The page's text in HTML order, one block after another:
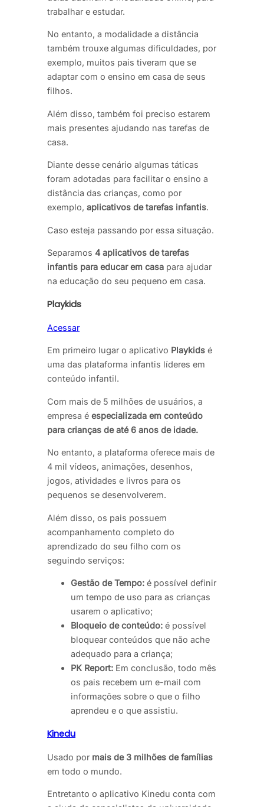
trabalhar e estudar.
No entanto, a modalidade a distância
também trouxe algumas dificuldades, por
exemplo, muitos pais tiveram que se
adaptar com o ensino em casa de seus
filhos.
Além disso, também foi preciso estarem
mais presentes ajudando nas tarefas de
casa.
Diante desse cenário algumas táticas
foram adotadas para facilitar o ensino a
distância das crianças, como por
exemplo, aplicativos de tarefas infantis.
Caso esteja passando por essa situação.
Separamos 4 aplicativos de tarefas
infantis para educar em casa para ajudar
na educação do seu pequeno em casa.
Playkids
Acessar
Em primeiro lugar o aplicativo Playkids é
uma das plataforma infantis líderes em
conteúdo infantil.
Com mais de 5 milhões de usuários, a
empresa é especializada em conteúdo
para crianças de até 6 anos de idade.
No entanto, a plataforma oferece mais de
4 mil vídeos, animações, desenhos,
jogos, atividades e livros para os
pequenos se desenvolverem.
Além disso, os pais possuem
acompanhamento completo do
aprendizado do seu filho com os
seguindo serviços:
Gestão de Tempo: é possível definir
um tempo de uso para as crianças
usarem o aplicativo;
Bloqueio de conteúdo: é possível
bloquear conteúdos que não ache
adequado para a criança;
PK Report: Em conclusão, todo mês
os pais recebem um e-mail com
informações sobre o que o filho
aprendeu e o que assistiu.
Kinedu
Usado por mais de 3 milhões de famílias
em todo o mundo.
Entretanto o aplicativo Kinedu conta com